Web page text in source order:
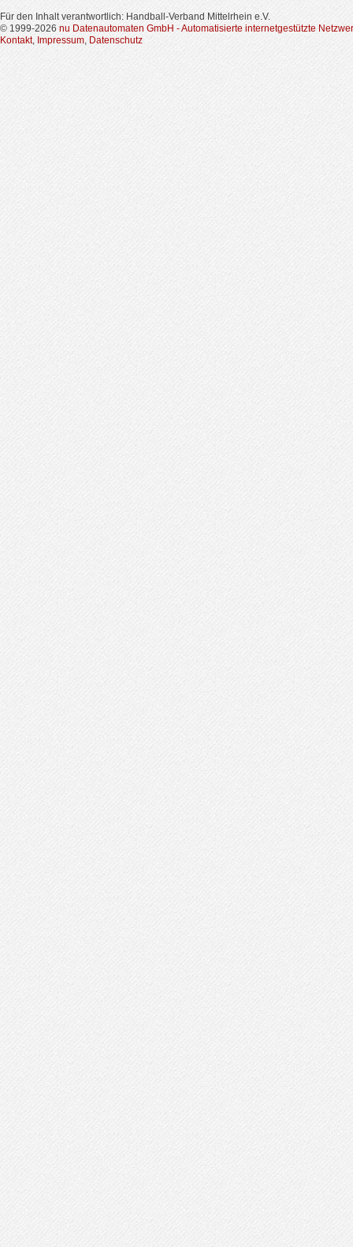
Für den Inhalt verantwortlich: Handball-Verband Mittelrhein e.V.
© 1999-2026 nu Datenautomaten GmbH - Automatisierte internetgestützte
Kontakt, Impressum, Datenschutz